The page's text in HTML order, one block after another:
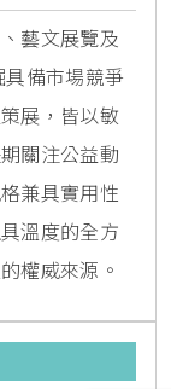
藝文展覽及
備市場競爭
展，皆以敏
關注公益動
兼具實用性
溫度的全方
權威來源。